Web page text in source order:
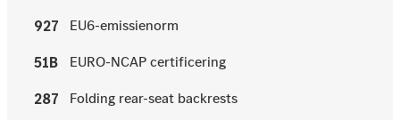
927 EU6-emissienorm
51B EURO-NCAP certificering
287 Folding rear-seat backrests